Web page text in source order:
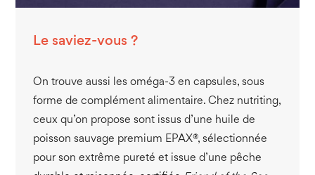
Le saviez-vous ?
On trouve aussi les oméga-3 en capsules, sous
forme de complément alimentaire. Chez nutriting,
ceux qu’on propose sont issus d’une huile de
poisson sauvage premium EPAX®, sélectionnée
pour son extrême pureté et issue d’une pêche